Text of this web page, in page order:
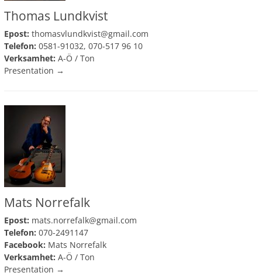
Thomas Lundkvist
Epost: thomasvlundkvist@gmail.com
Telefon: 0581-91032, 070-517 96 10
Verksamhet: A-Ö / Ton
Presentation →
Mats Norrefalk
Epost: mats.norrefalk@gmail.com
Telefon: 070-2491147
Facebook: Mats Norrefalk
Verksamhet: A-Ö / Ton
Presentation →